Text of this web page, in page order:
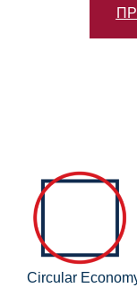
Circular